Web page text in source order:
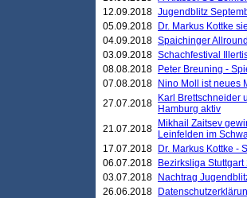
12.09.2018 Jugendblitz
05.09.2018
Dr. Markus Kottke
04.09.2018 Spaichinger
03.09.2018 Schachfestival
08.08.2018
Peter Breuning -
07.08.2018
Nino Moll ist neues
27.07.2018
Karl Brettschneider
Hamburg aktiv
21.07.2018
Mikhail Zaitsev
Leinfelden im
17.07.2018
Dr. Markus Kottke -
06.07.2018
Bezirksliga
03.07.2018
Nachtrag
26.06.2018